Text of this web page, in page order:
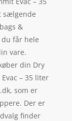
sælgende
&
du får hele
vare.
din Dry
– 35 liter
som er
Der er
finder